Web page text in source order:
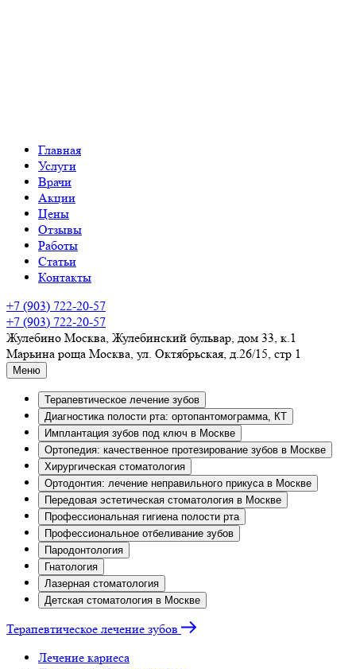
Главная
Услуги
Врачи
Акции
Цены
Отзывы
Работы
Статьи
Контакты
+7 (903) 722-20-57
+7 (903) 722-20-57
Жулебино Москва, Жулебинский бульвар, дом 33, к.1
Марьина роща Москва, ул. Октябрьская, д.26/15, стр 1
Меню
Терапевтическое лечение зубов
Диагностика полости рта: ортопантомограмма, КТ
Имплантация зубов под ключ в Москве
Ортопедия: качественное протезирование зубов в Москве
Хирургическая стоматология
Ортодонтия: лечение неправильного прикуса в Москве
Передовая эстетическая стоматология в Москве
Профессиональная гигиена полости рта
Профессиональное отбеливание зубов
Пародонтология
Гнатология
Лазерная стоматология
Детская стоматология в Москве
Терапевтическое лечение зубов
Лечение кариеса